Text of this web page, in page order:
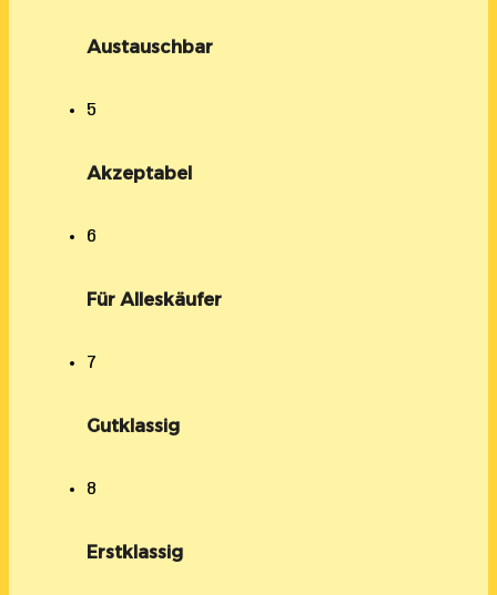
Austauschbar
5
Akzeptabel
6
Für Alleskäufer
7
Gutklassig
8
Erstklassig